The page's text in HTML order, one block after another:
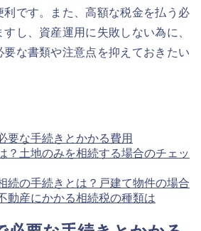
利です。また、高額な税金を払う必
し、資産運用に失敗しない為に、
要な書類や注意点を抑えておきたい
要な手続きとかかる費用
？土地のみを相続する場合のチェッ
続の手続きとは？戸建て物件の場合
動産にかかる相続税の種類は